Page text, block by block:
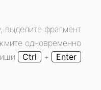
фрагмент
одновременно
Ctrl + Enter